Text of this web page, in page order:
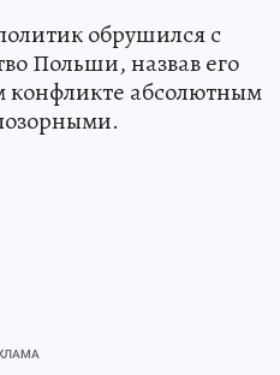
обрушился с
Польши, назвав его
конфликте абсолютным